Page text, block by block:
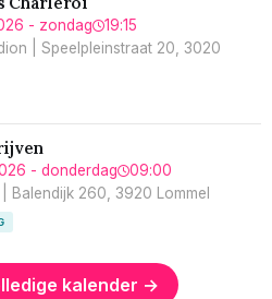
- zondag
19:15
| Speelpleinstraat 20, 3020
- donderdag
09:00
Balendijk 260, 3920 Lommel
kalender →